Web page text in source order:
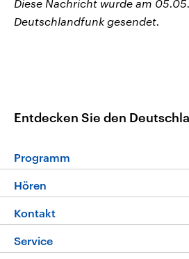
Diese Nachricht wurde am
Deutschlandfunk gesendet.
Entdecken Sie den
Programm
Programm
Die Nachrichten
Nachrichtenleicht
Hören
Livestream
Podcasts
Kontakt
Hörerservice
Service